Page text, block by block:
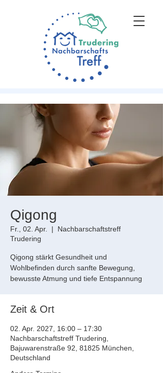
Qigong
Fr., 02. Apr.
  |
Nachbarschaftstreff
Trudering
Qigong stärkt Gesundheit und
Wohlbefinden durch sanfte Bewegung,
bewusste Atmung und tiefe Entspannung
Zeit & Ort
02. Apr. 2027, 16:00 – 17:30
Nachbarschaftstreff Trudering,
Bajuwarenstraße 92, 81825 München,
Deutschland